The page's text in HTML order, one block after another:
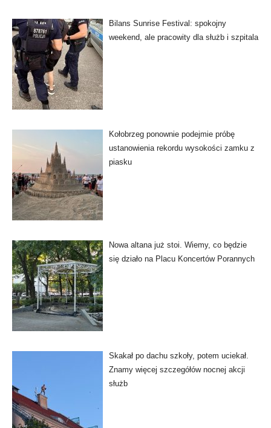
Bilans Sunrise Festival: spokojny
weekend, ale pracowity dla służb i szpitala
Kołobrzeg ponownie podejmie próbę
ustanowienia rekordu wysokości zamku z
piasku
Nowa altana już stoi. Wiemy, co będzie
się działo na Placu Koncertów Porannych
Skakał po dachu szkoły, potem uciekał.
Znamy więcej szczegółów nocnej akcji
służb